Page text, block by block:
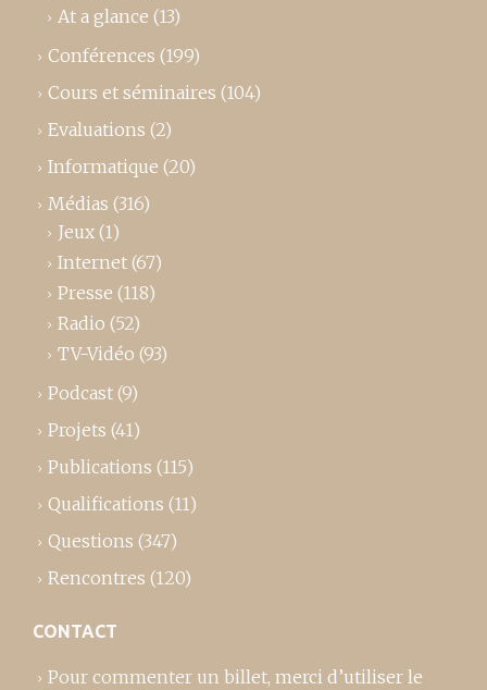
At a glance (13)
Conférences (199)
Cours et séminaires (104)
Evaluations (2)
Informatique (20)
Médias (316)
Jeux (1)
Internet (67)
Presse (118)
Radio (52)
TV-Vidéo (93)
Podcast (9)
Projets (41)
Publications (115)
Qualifications (11)
Questions (347)
Rencontres (120)
CONTACT
Pour commenter un billet, merci d’utiliser le